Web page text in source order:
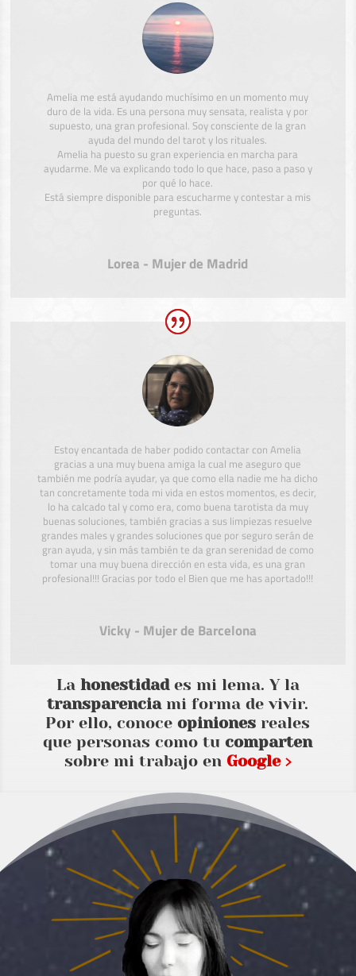
Amelia me está ayudando muchísimo en un momento muy
duro de la vida. Es una persona muy sensata, realista y por
supuesto, una gran profesional. Soy consciente de la gran
ayuda del mundo del tarot y los rituales.
Amelia ha puesto su gran experiencia en marcha para
ayudarme. Me va explicando todo lo que hace, paso a paso y
por qué lo hace.
Está siempre disponible para escucharme y contestar a mis
preguntas.
Lorea - Mujer de Madrid
Estoy encantada de haber podido contactar con Amelia
gracias a una muy buena amiga la cual me aseguro que
también me podría ayudar, ya que como ella nadie me ha dicho
tan concretamente toda mi vida en estos momentos, es decir,
lo ha calcado tal y como era, como buena tarotista da muy
buenas soluciones, también gracias a sus limpiezas resuelve
grandes males y grandes soluciones que por seguro serán de
gran ayuda, y sin más también te da gran serenidad de como
tomar una muy buena dirección en esta vida, es una gran
profesional!!! Gracias por todo el Bien que me has aportado!!!
Vicky - Mujer de Barcelona
La honestidades mi lema. Y la
transparenciami forma de vivir.
Por ello, conoceopiniones reales
que personas como tucomparten
sobre mi trabajo en Google ›